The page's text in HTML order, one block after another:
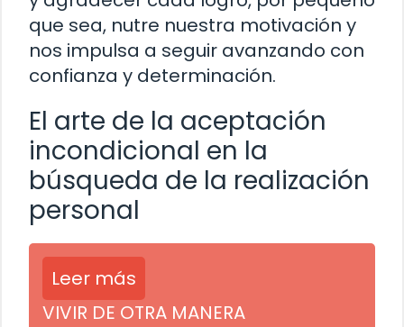
que sea, nutre nuestra motivación y
nos impulsa a seguir avanzando con
confianza y determinación.
El arte de la aceptación
incondicional en la
búsqueda de la realización
personal
Leer más
VIVIR DE OTRA MANERA